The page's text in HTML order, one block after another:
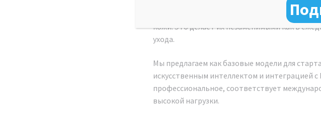
диагностику: оценку увлажнённости,
кожи. Это делает их незаменимыми как в
ухода.
Мы предлагаем как базовые модели для
искусственным интеллектом и интеграцией
профессиональное, соответствует
высокой нагрузки.